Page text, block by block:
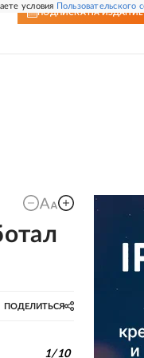
условия Пользовательского
ПОДПИСКА НА ИЗДАНИЕ
ПОДЕЛИТЬСЯ
1/10